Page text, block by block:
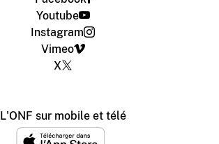
Youtube
Instagram
Vimeo
X
L'ONF sur mobile et télé